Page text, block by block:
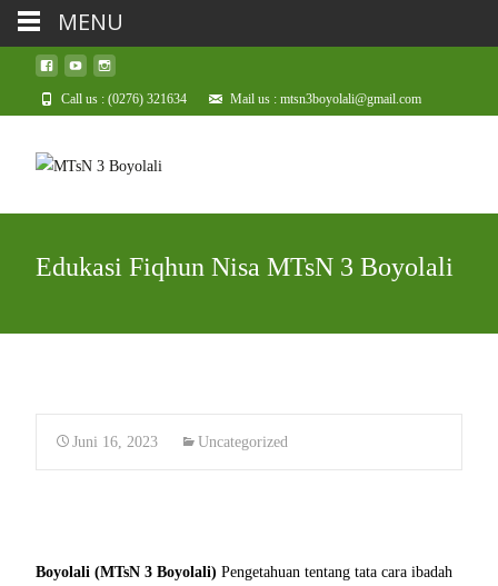
Call us : (0276) 321634 Mail us : mtsn3boyolali@gmail.com
Edukasi Fiqhun Nisa MTsN 3 Boyolali
Juni 16, 2023 Uncategorized
Boyolali (MTsN 3 Boyolali) Pengetahuan tentang tata cara ibadah
MENU